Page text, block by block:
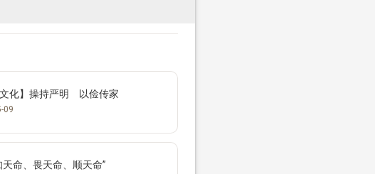
文化】操持严明 以俭传家
09
天命、畏天命、顺天命”